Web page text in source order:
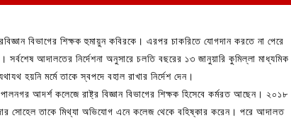
বিভাগের শিক্ষক হুমায়ুন কবিরকে। এরপর চাকরিতে যোগদান করতে না পেরে
আদালতের নির্দেশনা অনুসারে চলতি বছরের ১৩ জানুয়ারি কুমিল্লা মাধ্যমিক
হয়নি মর্মে তাকে স্বপদে বহাল রাখার নির্দেশ দেন।
আদর্শ কলেজে রাষ্ট্র বিজ্ঞান বিভাগের শিক্ষক হিসেবে কর্মরত আছেন। ২০১৮
সোহেল তাকে মিথ্যা অভিযোগ এনে কলেজ থেকে বহিষ্কার করেন। পরে আদালত
১৭টি
In Uncategorized
আদর্শ সমাজ বিনির্মাণে সহায়ক ভুমিকা রাখে
ছাত্রসমাজ- প্রেসক্লাব সভাপতি